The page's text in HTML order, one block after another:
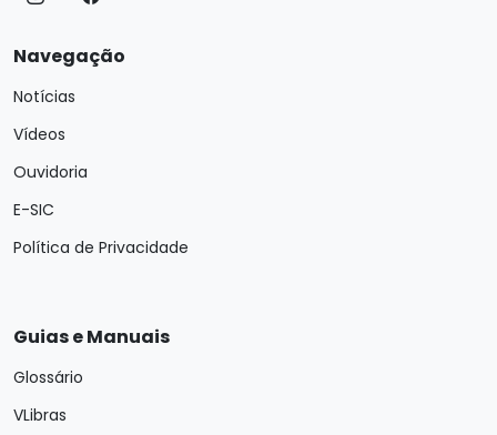
Navegação
Notícias
Vídeos
Ouvidoria
E-SIC
Política de Privacidade
Guias e Manuais
Glossário
VLibras